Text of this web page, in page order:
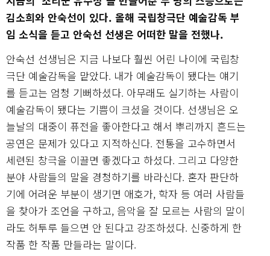
김소희와 안숙선이 있다. 올해 국립창극단 예술감독 부
임 소식을 듣고 안숙선 선생은 어떠한 말을 전했나.
안숙선 선생님은 지금 나보다 훨씬 어린 나이에 국립창
극단 예술감독을 맡았다. 내가 예술감독이 됐다는 얘기
를 듣고는 엄청 기뻐하셨다. 아무래도 실기하는 사람이
예술감독이 됐다는 기쁨이 크셨을 것이다. 선생님은 오
늘날의 대중이 퓨전을 좋아한다고 해서 뿌리까지 흔드는
공연은 문제가 있다고 지적하신다. 전통을 고수하면서
세련된 창극을 이끌면 좋겠다고 하셨다. 그리고 다양한
분야 사람들의 말을 경청하기를 바라신다. 혼자 판단하
기에 어려운 부분이 생기면 애호가, 학자 등 여러 사람들
을 찾아가 조언을 구하고, 음악을 잘 모르는 사람의 말이
라도 허투루 들으면 안 된다고 강조하셨다. 신중하게 한
작품 한 작품 만들라는 말이다.